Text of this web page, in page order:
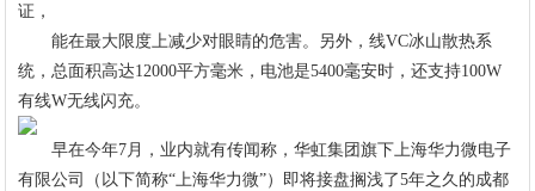
证，
能在最大限度上减少对眼睛的危害。另外，线VC冰山散热系
统，总面积高达12000平方毫米，电池是5400毫安时，还支持100W
有线W无线闪充。
早在今年7月，业内就有传闻称，华虹集团旗下上海华力微电子
有限公司（以下简称“上海华力微”）即将接盘搁浅了5年之久的成都